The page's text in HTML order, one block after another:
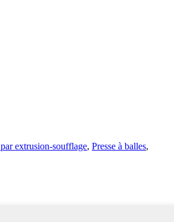
extrusion-soufflage, Presse à balles,